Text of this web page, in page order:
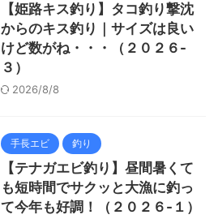
【姫路キス釣り】タコ釣り撃沈
からのキス釣り｜サイズは良い
けど数がね・・・（２０２６-
３）
2026/8/8
手長エビ 釣り
【テナガエビ釣り】昼間暑くて
も短時間でサクッと大漁に釣っ
て今年も好調！（２０２６-１）